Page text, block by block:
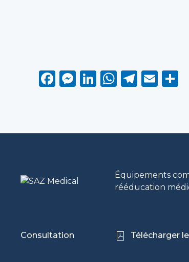
Facebook
Messenger
LinkedIn
Équipements
rééducation
Consultation Télécharger